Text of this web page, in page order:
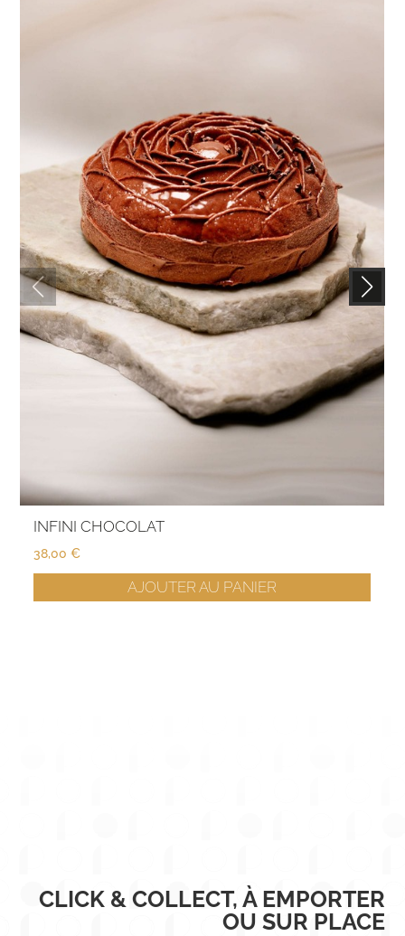
INFINI CHOCOLAT
38,00€
AJOUTER AU PANIER
CLICK & COLLECT, À EMPORTER
OU SUR PLACE